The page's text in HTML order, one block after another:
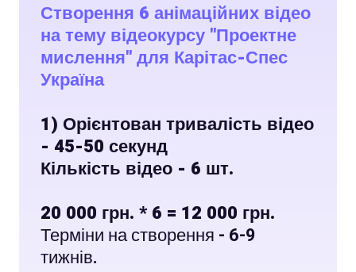
Створення 6 анімаційних відео
на тему відеокурсу "Проектне
мислення" для Карітас-Спес
Україна
1) Орієнтован тривалість відео
- 45-50 секунд
Кількість відео - 6 шт.
20 000 грн. * 6 = 12 000 грн.
Терміни на створення - 6-9
тижнів.